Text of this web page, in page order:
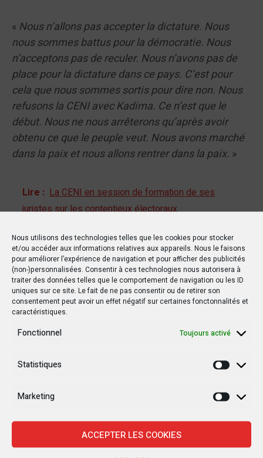
Nous utilisons des technologies telles que les cookies pour stocker
et/ou accéder aux informations relatives aux appareils. Nous le faisons
pour améliorer l’expérience de navigation et pour afficher des publicités
(non-)personnalisées. Consentir à ces technologies nous autorisera à
traiter des données telles que le comportement de navigation ou les ID
uniques sur ce site. Le fait de ne pas consentir ou de retirer son
consentement peut avoir un effet négatif sur certaines fonctonnalités et
caractéristiques.
Fonctionnel Toujours activé
Statistiques
Marketing
ACCEPTER LES COOKIES
« Nous n’allons pas accepter la dictature. Nous
nous sommes battus pour la démocratie. Nous
n’acceptons pas de reculer. Nous n’avons pas de
place pour la dictature dans ce pays. C’est pour
cela que nous sommes sortis pour dire non. Nous
refusons la CENI avec Kadima. Ce n’est que le
début. Nous ne nous arrêterons qu’après avoir
obtenu ce que le peuple veut. Nous avons marché
dans la paix et nous allons rentrer dans la paix. »
Lire : La CENI en session de formation de ses
juristes sur les contentieux électoraux
D’autres groupes de manifestants appelaient au
retour au pouvoir de l’ancien président Joseph
Kabila qui a gouverné la RDC de janvier 2001 à
janvier 2019.
Facebook
Twitter Partager
Étiquettes :